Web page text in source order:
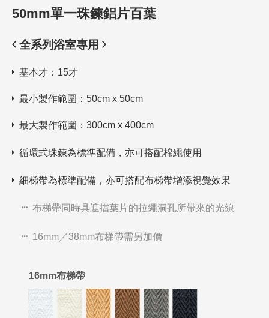
50mm單一珠鍊鋁片百葉
全系列浴室專用
基本才：15才
最小製作範圍：50cm x 50cm
最大製作範圍：300cm x 400cm
循環式珠鍊為標準配備，亦可搭配棉繩使用
細梯帶為標準配備，亦可搭配布梯帶增添視覺效果
布梯帶同時具遮擋葉片的拉繩洞孔所帶來的光線
16mm／38mm布梯帶需另加價
16mm布梯帶